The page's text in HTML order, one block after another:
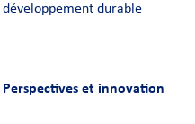
développement durable
Perspectives et innovation